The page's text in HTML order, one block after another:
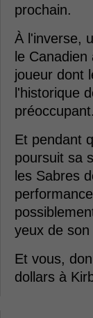
prochain.
À l'inverse,
le
joueur dont
l'historique
préoccupant.
Et pendant
poursuit sa
les Sabres
yeux de
Et vous,
dollars à